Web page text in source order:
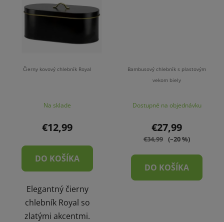
Čierny kovový chlebník Royal
Na sklade
€12,99
DO KOŠÍKA
Elegantný čierny
chlebník Royal so
zlatými akcentmi.
Bambusový chlebník s plastovým
vekom biely
Dostupné na objednávku
€27,99
€34,99 (–20 %)
DO KOŠÍKA